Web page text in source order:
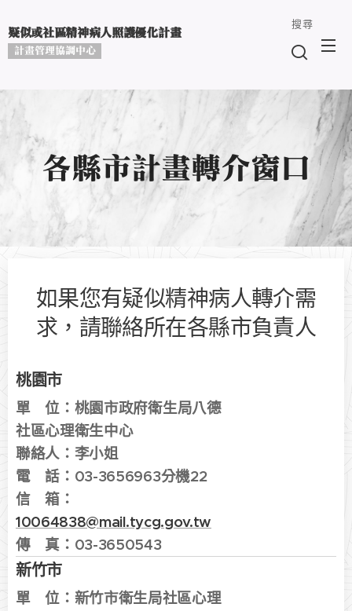
疑似或社區精神病人照護優化計畫
計畫管理協調中心
搜尋
各縣市計畫轉介窗口
如果您有疑似精神病人轉介需
求，請聯絡所在各縣市負責人
桃園市
單 位： 桃園市政府衛生局八德
社區心理衛生中心
聯絡人：李小姐
電 話： 03-3656963分機22
信 箱：
10064838@mail.tycg.gov.tw
傳 真：03-3650543
新竹市
單 位： 新竹市衛生局社區心理